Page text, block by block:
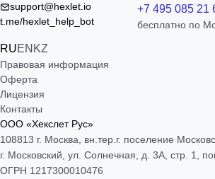
support@hexlet.io
t.me/hexlet_help_bot
RUEN KZ
+7 495 085 21
бесплатно по
Правовая информация
Оферта
Лицензия
Контакты
ООО «Хекслет Рус»
108813 г. Москва, вн.тер.г. поселение
г. Московский, ул. Солнечная, д. 3А, стр. 1,
ОГРН 1217300010476